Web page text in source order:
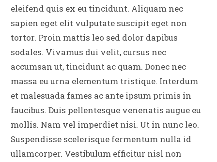
eleifend quis ex eu tincidunt. Aliquam nec
sapien eget elit vulputate suscipit eget non
tortor. Proin mattis leo sed dolor dapibus
sodales. Vivamus dui velit, cursus nec
accumsan ut, tincidunt ac quam. Donec nec
massa eu urna elementum tristique. Interdum
et malesuada fames ac ante ipsum primis in
faucibus. Duis pellentesque venenatis augue eu
mollis. Nam vel imperdiet nisi. Ut in nunc leo.
Suspendisse scelerisque fermentum nulla id
ullamcorper. Vestibulum efficitur nisl non